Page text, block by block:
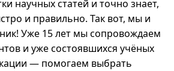
научных статей и точно знает,
и правильно. Так вот, мы и
Уже 15 лет мы сопровождаем
и уже состоявшихся учёных
— помогаем выбрать